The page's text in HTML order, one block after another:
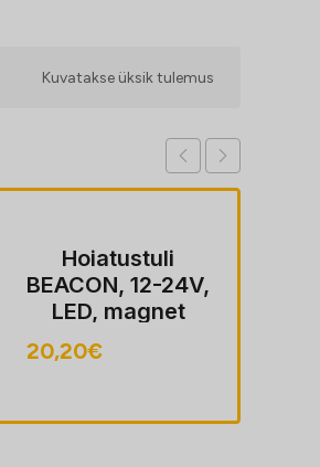
Kuvatakse üksik tulemus
Hoiatustuli
BEACON,12-24V,
LED, magnet
ROUND +